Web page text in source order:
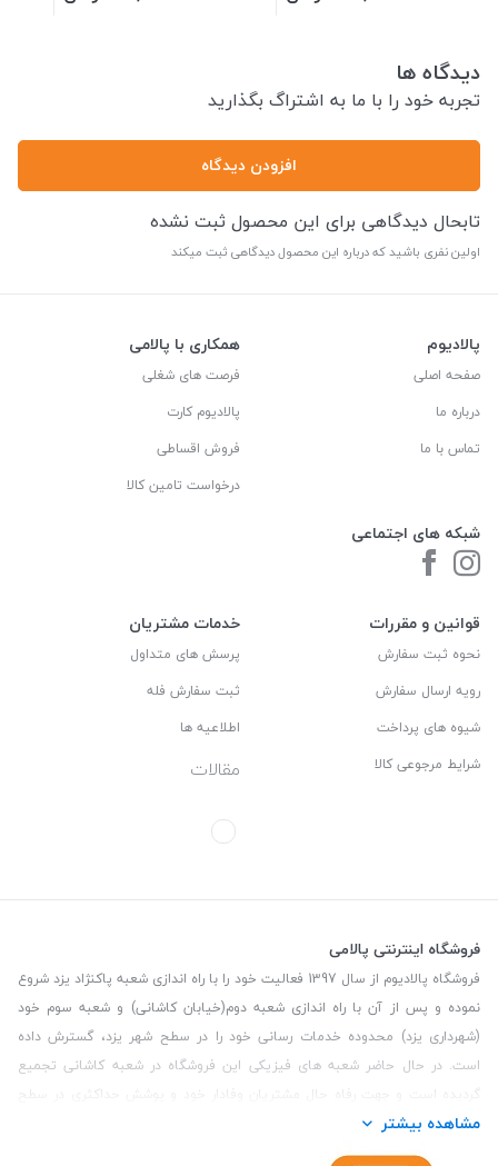
دیدگاه ها
تجربه خود را با ما به اشتراگ بگذارید
افزودن دیدگاه
تابحال دیدگاهی برای این محصول ثبت نشده
اولین نفری باشید که درباره این محصول دیدگاهی ثبت میکند
پالادیوم
صفحه اصلی
درباره ما
تماس با ما
شبکه های اجتماعی
همکاری با پالامی
فرصت های شغلی
پالادیوم کارت
فروش اقساطی
درخواست تامین کالا
قوانین و مقررات
نحوه ثبت سفارش
رویه ارسال سفارش
شیوه های پرداخت
شرایط مرجوعی کالا
خدمات مشتریان
پرسش های متداول
ثبت سفارش فله
اطلاعیه ها
مقالات
فروشگاه اینترنتی پالامی
فروشگاه پالادیوم از سال 1397 فعالیت خود را با راه اندازی شعبه پاکنژاد یزد شروع
نموده و پس از آن با راه اندازی شعبه دوم(خیابان کاشانی) و شعبه سوم خود
(شهرداری یزد) محدوده خدمات رسانی خود را در سطح شهر یزد، گسترش داده
است. در حال حاضر شعبه های فیزیکی این فروشگاه در شعبه کاشانی تجمیع
گردیده است و جهت رفاه حال مشتریان وفادار خود و پوشش حداکثری در سطح
استان یزد و همچنین مشتریان سطح کشور، فروشگاه اینترنتی پالامی را راه اندازی
نموده است. هدف فروشگاه اینترنتی پالامی فراهم نمودن یک خرید اینترنتی
مشاهده بیشتر